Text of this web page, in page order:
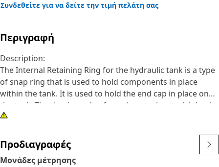
Συνδεθείτε για να δείτε την τιμή πελάτη σας
Περιγραφή
Description:
The Internal Retaining Ring for the hydraulic tank is a type
of snap ring that is used to hold components in place
within the tank. It is used to hold the end cap in place on
the tank. The ring is made of a spring steel material that is
compressed when it is installed, which helps to keep it in
or opening.
Attributes:
Προδιαγραφές
Μονάδες μέτρησης